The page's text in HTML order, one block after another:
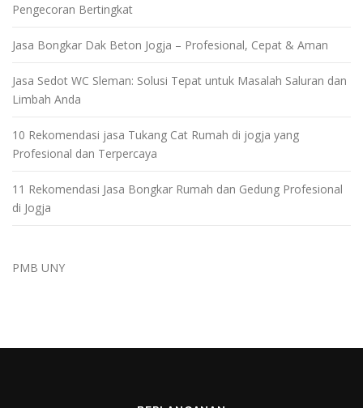
Pengecoran Bertingkat
Jasa Bongkar Dak Beton Jogja – Profesional, Cepat & Aman
Jasa Sedot WC Sleman: Solusi Tepat untuk Masalah Saluran dan
Limbah Anda
10 Rekomendasi jasa Tukang Cat Rumah di jogja yang
Profesional dan Terpercaya
11 Rekomendasi Jasa Bongkar Rumah dan Gedung Profesional
di Jogja
PMB UNY